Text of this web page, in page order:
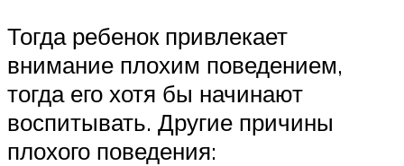
Тогда ребенок привлекает
внимание плохим поведением,
тогда его хотя бы начинают
воспитывать. Другие причины
плохого поведения: